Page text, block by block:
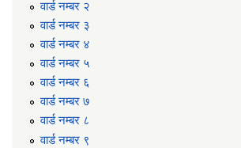
वार्ड न‌म्बर २
वार्ड न‌म्बर ३
वार्ड न‌म्बर ४
वार्ड न‌म्बर ५
वार्ड न‌म्बर ६
वार्ड न‌म्बर ७
वार्ड न‌म्बर ८
वार्ड न‌म्बर ९